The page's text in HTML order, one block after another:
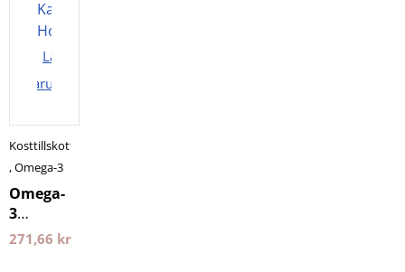
Lägg i
varukorgen
Kosttillskott
,Omega-3
Omega-
3
Algolja
271,66 kr